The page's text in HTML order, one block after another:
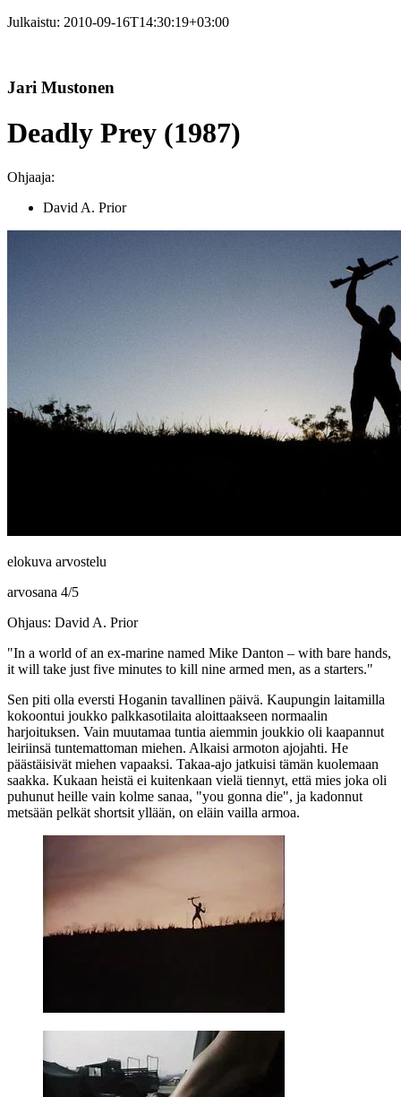
Julkaistu: 2010-09-16T14:30:19+03:00
Jari Mustonen
Deadly Prey (1987)
Ohjaaja:
David A. Prior
elokuva arvostelu
arvosana 4/5
Ohjaus: David A. Prior
"In a world of an ex‑marine named Mike Danton – with bare hands,
it will take just five minutes to kill nine armed men, as a starters."
Sen piti olla eversti Hoganin tavallinen päivä. Kaupungin laitamilla
kokoontui joukko palkkasotilaita aloittaakseen normaalin
harjoituksen. Vain muutamaa tuntia aiemmin joukkio oli kaapannut
leiriinsä tuntemattoman miehen. Alkaisi armoton ajojahti. He
päästäisivät miehen vapaaksi. Takaa‑ajo jatkuisi tämän kuolemaan
saakka. Kukaan heistä ei kuitenkaan vielä tiennyt, että mies joka oli
puhunut heille vain kolme sanaa, "you gonna die", ja kadonnut
metsään pelkät shortsit yllään, on eläin vailla armoa.